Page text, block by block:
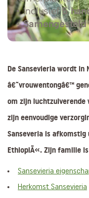
De Sansevieria wordt in
â€˜vrouwentongâ€™
om zijn luchtzuiverende
zijn eenvoudige
Sanseveria is
EthiopiÃ«. Zijn familie
Sansevieria
Herkomst Sansevieria